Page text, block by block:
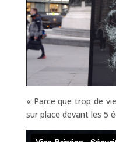
« Parce que trop de
sur place devant les 5